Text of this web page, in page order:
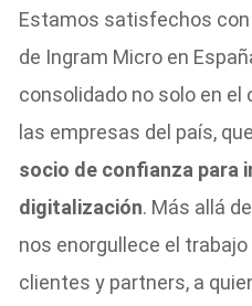
Estamos satisfechos
de Ingram Micro en
consolidado no solo en
las empresas del país, que
socio de confianza para
digitalización. Más allá
nos enorgullece el
clientes y partners, a